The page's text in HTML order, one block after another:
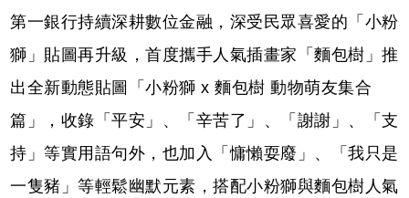
第一銀行持續深耕數位金融，深受民眾喜愛的「小粉
獅」貼圖再升級，首度攜手人氣插畫家「麵包樹」推
出全新動態貼圖「小粉獅 x 麵包樹 動物萌友集合
篇」，收錄「平安」、「辛苦了」、「謝謝」、「支
持」等實用語句外，也加入「慵懶耍廢」、「我只是
一隻豬」等輕鬆幽默元素，搭配小粉獅與麵包樹人氣